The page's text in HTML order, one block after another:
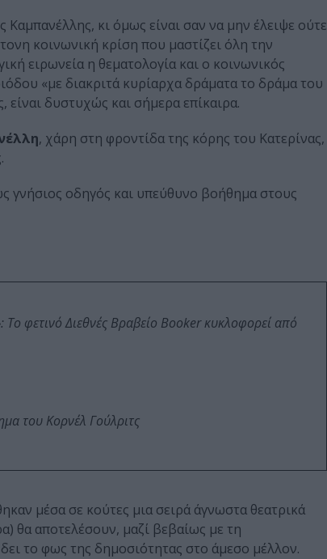
κι όμως είναι σαν να μην έλειψε ούτε
κοινωνική κρίση που μαστίζει όλη την
ειρωνεία η θεματολογία και ο κοινωνικός
«με διακριτά κυρίαρχα δράματα το δράμα του
δυστυχώς και σήμερα επίκαιρα.
, χάρη στη φροντίδα της κόρης του Κατερίνας,
γνήσιος οδηγός και υπεύθυνο βοήθημα στους
Το φετινό Διεθνές Βραβείο Booker κυκλοφορεί από
του Κορνέλ Γούλριτς
μέσα σε κούτες μια σειρά άγνωστα θεατρικά
θα αποτελέσουν, μαζί βεβαίως με τη
το φως της δημοσιότητας στο άμεσο μέλλον.